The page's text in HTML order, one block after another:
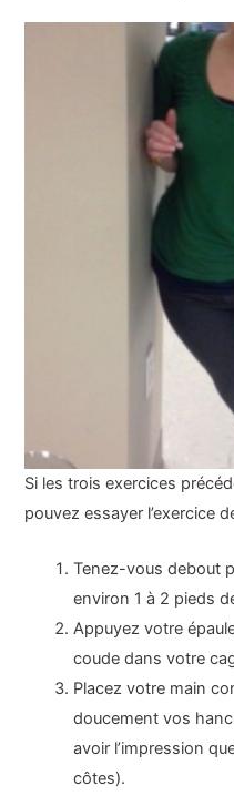
Si les trois exercices
pouvez essayer l’exercice
Tenez-vous debout
environ 1 à 2 pieds
Appuyez votre
coude dans votre
Placez votre main
doucement vos
avoir l’impression
côtes).